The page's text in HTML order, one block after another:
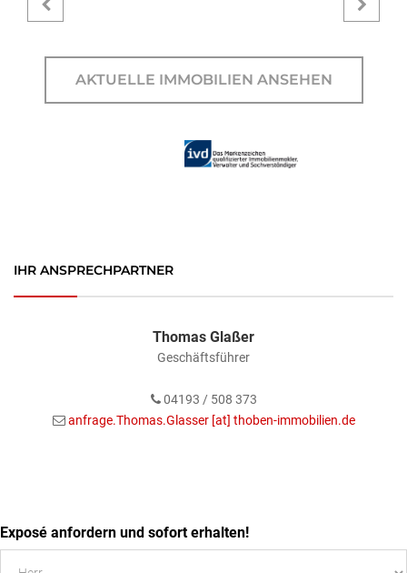
AKTUELLE IMMOBILIEN ANSEHEN
IHR ANSPRECHPARTNER
Thomas Glaßer
Geschäftsführer
04193 / 508 373
anfrage.Thomas.Glasser [at] thoben-immobilien.de
Exposé anfordern und sofort erhalten!